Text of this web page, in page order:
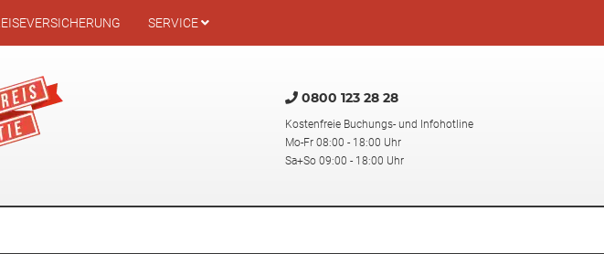
SERVICE
0800 123 28 28
Kostenfreie Buchungs- und Infohotline
Mo-Fr 08:00 - 18:00 Uhr
Sa+So 09:00 - 18:00 Uhr